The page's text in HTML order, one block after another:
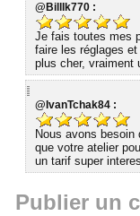
@BillIk770 :
Je fais toutes mes
faire les réglages
plus cher, vraiment
@IvanTchak84 :
Nous avons
que votre atelier
un tarif super
Publier un